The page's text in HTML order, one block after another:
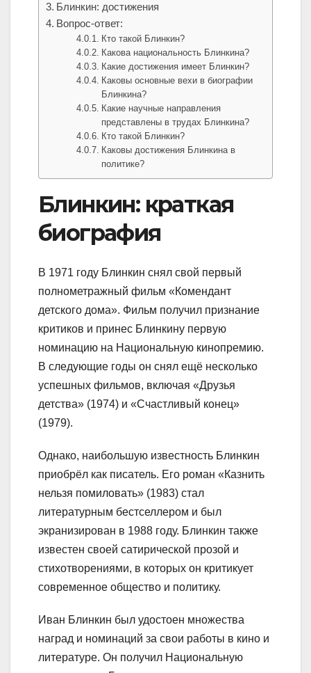
Блинкин: достижения
Вопрос-ответ:
Кто такой Блинкин?
Какова национальность Блинкина?
Какие достижения имеет Блинкин?
Каковы основные вехи в биографии
Блинкина?
Какие научные направления
представлены в трудах Блинкина?
Кто такой Блинкин?
Каковы достижения Блинкина в
политике?
Блинкин: краткая
биография
В 1971 году Блинкин снял свой первый
полнометражный фильм «Комендант
детского дома». Фильм получил признание
критиков и принес Блинкину первую
номинацию на Национальную кинопремию.
В следующие годы он снял ещё несколько
успешных фильмов, включая «Друзья
детства» (1974) и «Счастливый конец»
(1979).
Однако, наибольшую известность Блинкин
приобрёл как писатель. Его роман «Казнить
нельзя помиловать» (1983) стал
литературным бестселлером и был
экранизирован в 1988 году. Блинкин также
известен своей сатирической прозой и
стихотворениями, в которых он критикует
современное общество и политику.
Иван Блинкин был удостоен множества
наград и номинаций за свои работы в кино и
литературе. Он получил Национальную